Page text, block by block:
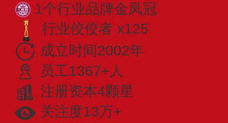
1个行业品牌金凤冠
行业佼佼者 x125
成立时间2002年
员工1367+人
注册资本4颗星
关注度13万+